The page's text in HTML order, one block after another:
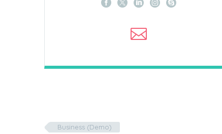
Business (Demo)